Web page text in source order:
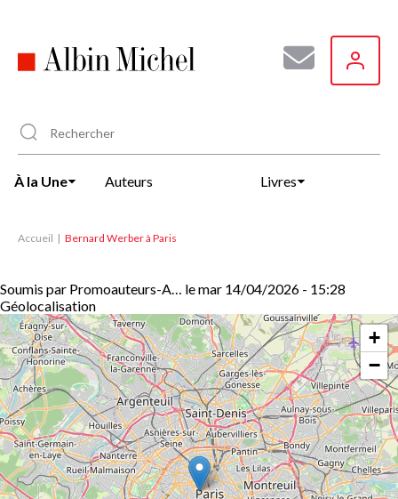
principal
À la Une Auteurs Livres
Accueil Bernard Werber à Paris
Soumis par Promoauteurs-A… lemar 14/04/2026 - 15:28
Géolocalisation
+
−